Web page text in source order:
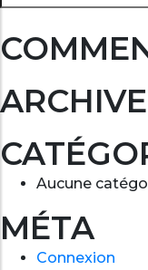
Aucune
MÉTA
Connexion